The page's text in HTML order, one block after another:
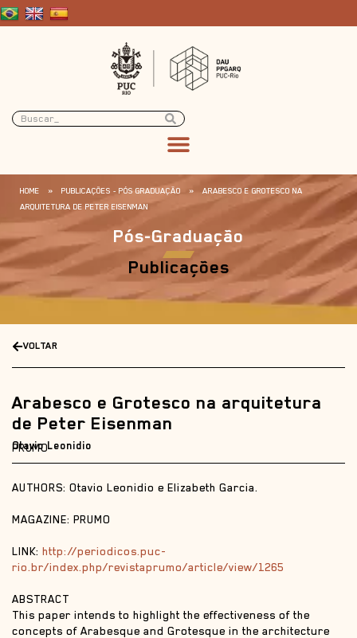
HOME » PUBLICAÇÕES - PÓS GRADUAÇÃO »
ARABESCO E GROTESCO NA
ARQUITETURA DE PETER EISENMAN
Pós-Graduação
Publicações
VOLTAR
Arabesco e Grotesco na arquitetura
de Peter Eisenman
PRUMO
Otavio Leonidio
AUTHORS: Otavio Leonidio e Elizabeth Garcia.
MAGAZINE: PRUMO
LINK: http://periodicos.puc-
rio.br/index.php/revistaprumo/article/view/1265
ABSTRACT
This paper intends to highlight the effectiveness of the
concepts of Arabesque and Grotesque in the architecture